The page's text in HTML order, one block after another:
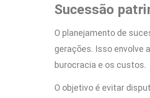
Sucessão
O planejamento de
gerações. Isso envolve
burocracia e os custos.
O objetivo é evitar